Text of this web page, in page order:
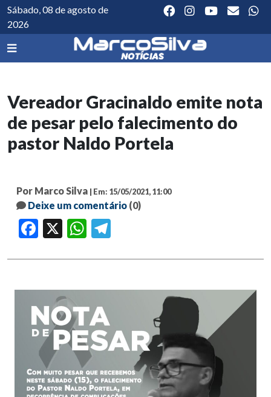
Sábado, 08 de agosto de
2026
Vereador Gracinaldo emite nota
de pesar pelo falecimento do
pastor Naldo Portela
Por Marco Silva | Em: 15/05/2021, 11:00
Deixe um comentário (0)
Facebook WhatsApp